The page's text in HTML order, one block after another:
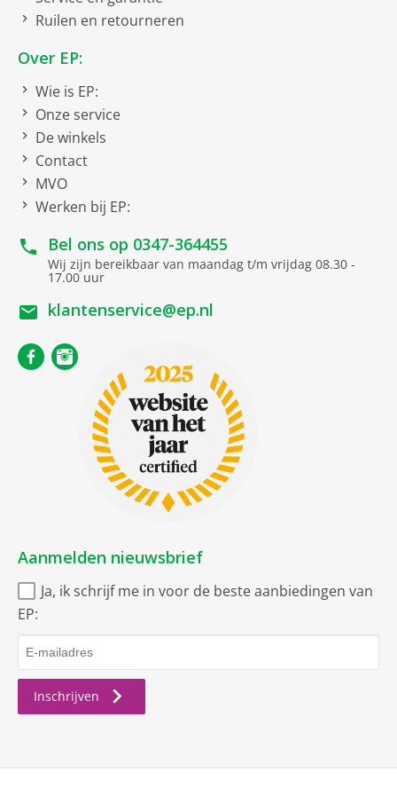
Soort
Uitvoering
Vermogen
Ruilen en retourneren
Over EP:
Wie is EP:
Onze service
De winkels
Contact
MVO
Werken bij EP:
Bel ons op 0347-364455
Wij zijn bereikbaar van maandag t/m vrijdag 08.30 -
17.00 uur
klantenservice@ep.nl
Aanmelden nieuwsbrief
Ja, ik schrijf me in voor de beste aanbiedingen van
EP:
Inschrijven